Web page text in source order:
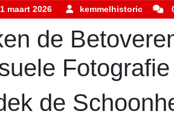
maart 2026
01
maart
2026
kemmelhistoric
de
Fotografie
de